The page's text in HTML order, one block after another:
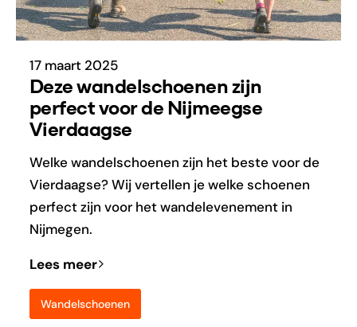
17 maart 2025
Deze wandelschoenen zijn
perfect voor de Nijmeegse
Vierdaagse
Welke wandelschoenen zijn het beste voor de
Vierdaagse? Wij vertellen je welke schoenen
perfect zijn voor het wandelevenement in
Nijmegen.
Lees meer
Wandelschoenen